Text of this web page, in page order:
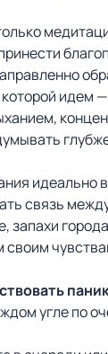
которой
идеально
связь
запахи
своим
угле по